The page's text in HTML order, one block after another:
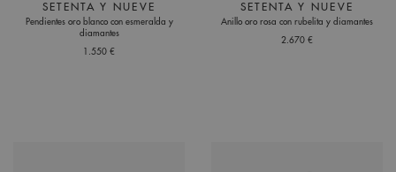
SETENTA Y NUEVE
Pendientes oro blanco con esmeralda y
diamantes
1.550 €
SETENTA Y NUEVE
Anillo oro rosa con rubelita y diamantes
2.670 €